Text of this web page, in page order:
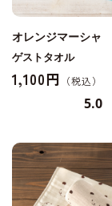
オレンジマーシャ
ゲストタオル
1,100円
5.0